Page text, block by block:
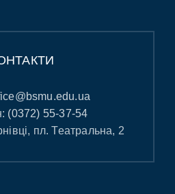
(0372) 55-37-54
пл. Театральна, 2